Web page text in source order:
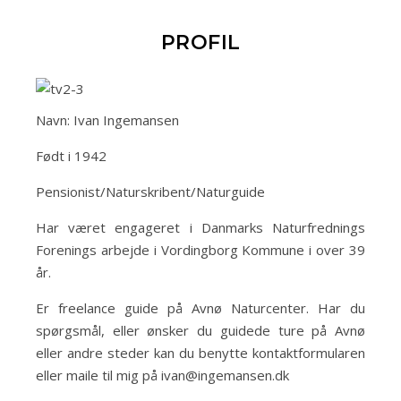
PROFIL
Navn: Ivan Ingemansen
Født i 1942
Pensionist/Naturskribent/Naturguide
Har været engageret i Danmarks Naturfrednings
Forenings arbejde i Vordingborg Kommune i over 39
år.
Er freelance guide på Avnø Naturcenter. Har du
spørgsmål, eller ønsker du guidede ture på Avnø
eller andre steder kan du benytte kontaktformularen
eller maile til mig på ivan@ingemansen.dk